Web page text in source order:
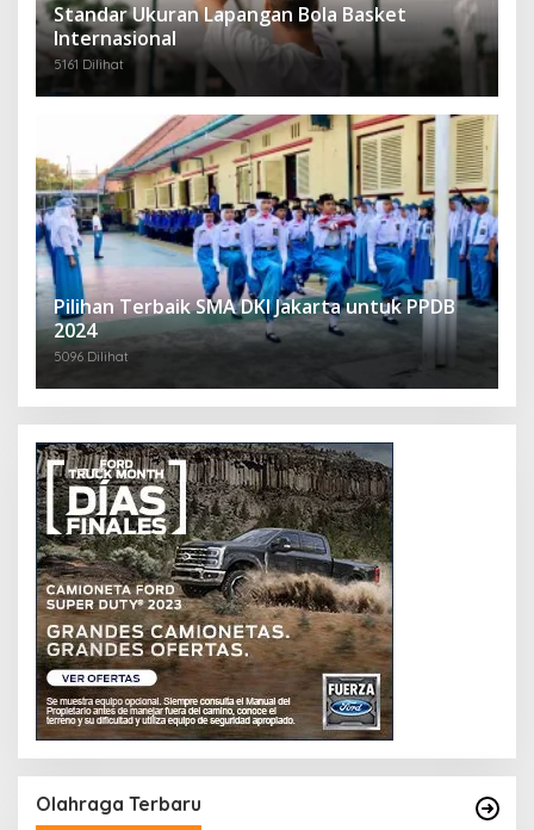
Standar Ukuran Lapangan Bola Basket
Internasional
5161 Dilihat
Pilihan Terbaik SMA DKI Jakarta untuk PPDB
2024
5096 Dilihat
Olahraga Terbaru